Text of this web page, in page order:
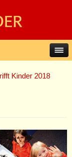
Kinder 2018